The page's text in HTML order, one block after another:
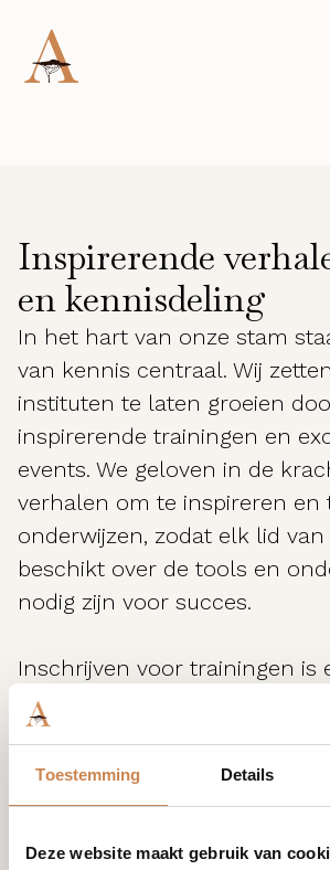
Toestemming Details
Deze website maakt gebruik van
Inspirerende
en kennisdeling
In het hart van onze stam
van kennis centraal. Wij
instituten te laten groeien
inspirerende trainingen en
events. We geloven in de
verhalen om te inspireren en
onderwijzen, zodat elk lid
beschikt over de tools en
nodig zijn voor succes.
Inschrijven voor trainingen is
klanten van House of African
nog geen klant? Neem
en join the tribe.